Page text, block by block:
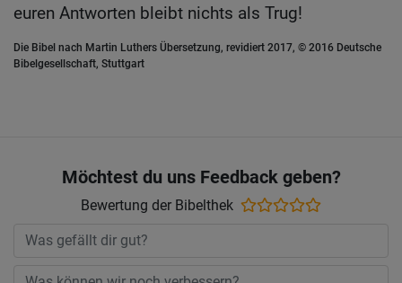
euren Antworten bleibt nichts als Trug!
Die Bibel nach Martin Luthers Übersetzung, revidiert 2017, © 2016 Deutsche
Bibelgesellschaft, Stuttgart
Möchtest du uns Feedback geben?
Bewertung der Bibelthek